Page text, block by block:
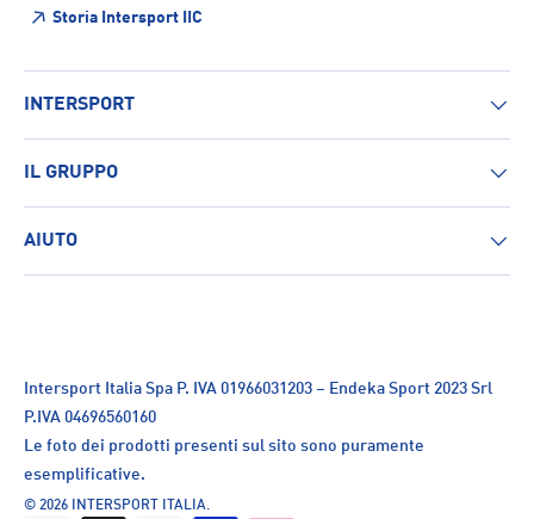
Storia Intersport IIC
INTERSPORT
IL GRUPPO
AIUTO
Intersport Italia Spa P. IVA 01966031203 – Endeka Sport 2023 Srl
P.IVA 04696560160
Le foto dei prodotti presenti sul sito sono puramente
esemplificative.
© 2026 INTERSPORT ITALIA.